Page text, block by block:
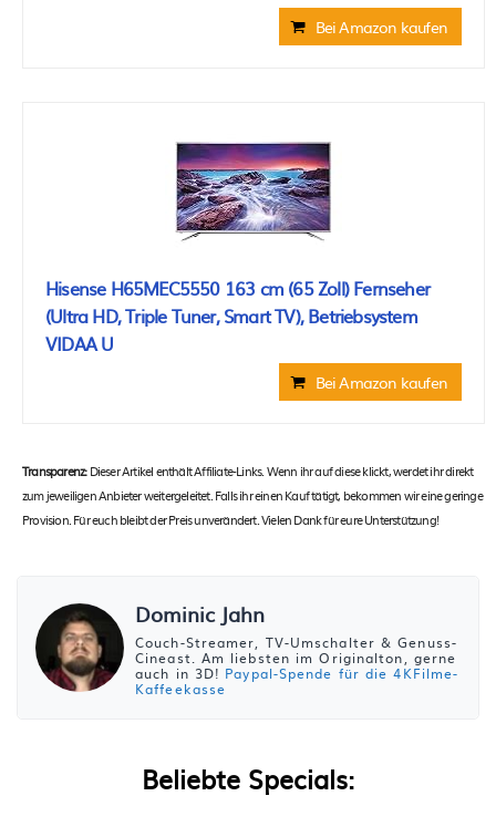
Bei Amazon kaufen
Hisense H65MEC5550 163 cm (65 Zoll) Fernseher
(Ultra HD, Triple Tuner, Smart TV), Betriebsystem
VIDAA U
Bei Amazon kaufen
Transparenz:Dieser Artikel enthält Affiliate-Links. Wenn ihr auf diese klickt, werdet ihr direkt
zum jeweiligen Anbieter weitergeleitet. Falls ihr einen Kauf tätigt, bekommen wir eine geringe
Provision. Für euch bleibt der Preis unverändert. Vielen Dank für eure Unterstützung!
Dominic Jahn
Couch-Streamer, TV-Umschalter & Genuss-
Cineast. Am liebsten im Originalton, gerne
auch in 3D! Paypal-Spende für die 4KFilme-
Kaffeekasse
Beliebte Specials: